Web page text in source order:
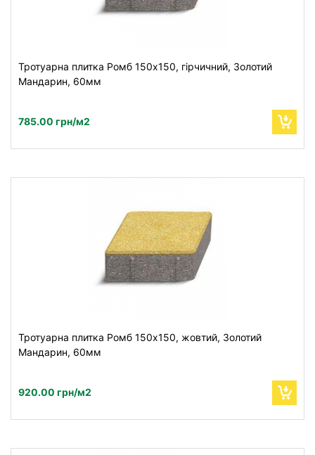
Тротуарна плитка Ромб 150х150, гірчичний, Золотий
Мандарин, 60мм
785.00 грн/м2
Тротуарна плитка Ромб 150х150, жовтий, Золотий
Мандарин, 60мм
920.00 грн/м2